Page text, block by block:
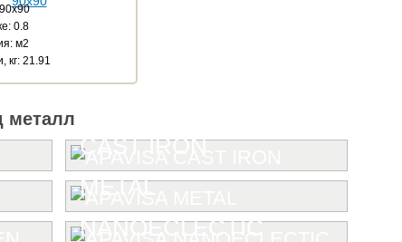
0.8
м2
кг: 21.91
металл
CAST IRON
METAL
NANOECLECTIC